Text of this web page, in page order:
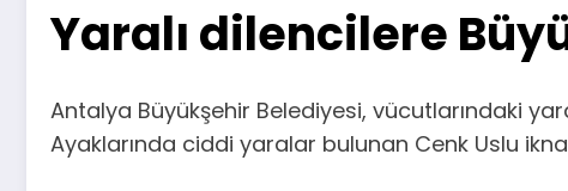
Yaralı dilencilere
Antalya Büyükşehir Belediyesi, vücutlarındaki
Ayaklarında ciddi yaralar bulunan Cenk Uslu